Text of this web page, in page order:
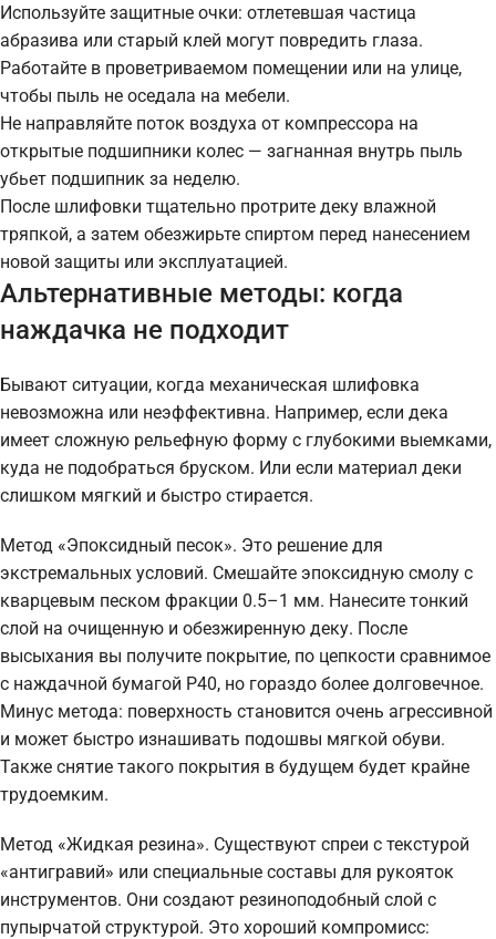
Используйте защитные очки: отлетевшая частица
абразива или старый клей могут повредить глаза.
Работайте в проветриваемом помещении или на улице,
чтобы пыль не оседала на мебели.
Не направляйте поток воздуха от компрессора на
открытые подшипники колес — загнанная внутрь пыль
убьет подшипник за неделю.
После шлифовки тщательно протрите деку влажной
тряпкой, а затем обезжирьте спиртом перед нанесением
новой защиты или эксплуатацией.
Альтернативные методы: когда
наждачка не подходит
Бывают ситуации, когда механическая шлифовка
невозможна или неэффективна. Например, если дека
имеет сложную рельефную форму с глубокими выемками,
куда не подобраться бруском. Или если материал деки
слишком мягкий и быстро стирается.
Метод «Эпоксидный песок». Это решение для
экстремальных условий. Смешайте эпоксидную смолу с
кварцевым песком фракции 0.5–1 мм. Нанесите тонкий
слой на очищенную и обезжиренную деку. После
высыхания вы получите покрытие, по цепкости сравнимое
с наждачной бумагой P40, но гораздо более долговечное.
Минус метода: поверхность становится очень агрессивной
и может быстро изнашивать подошвы мягкой обуви.
Также снятие такого покрытия в будущем будет крайне
трудоемким.
Метод «Жидкая резина». Существуют спреи с текстурой
«антигравий» или специальные составы для рукояток
инструментов. Они создают резиноподобный слой с
пупырчатой структурой. Это хороший компромисс: